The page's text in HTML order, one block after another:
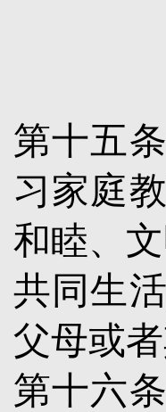
第十五条
习家庭
和睦、
共同生
父母或
第十六条